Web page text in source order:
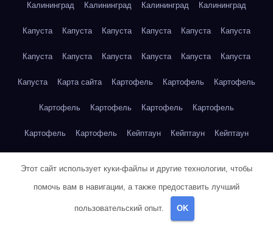
Калининград Калининград Калининград Калининград
Капуста Капуста Капуста Капуста Капуста Капуста
Капуста Капуста Капуста Капуста Капуста Капуста
Капуста Карта сайта Картофель Картофель Картофель
Картофель Картофель Картофель Картофель
Картофель Картофель Кейптаун Кейптаун Кейптаун
Кейптаун Кейптаун Кейптаун Кейптаун Кейптаун
Кейптаун Кейптаун Кейптаун
Этот сайт использует куки-файлы и другие технологии, чтобы
помочь вам в навигации, а также предоставить лучший
пользовательский опыт. OK